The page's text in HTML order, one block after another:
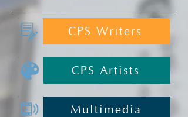
CPS Writers
CPS Artists
Multimedia